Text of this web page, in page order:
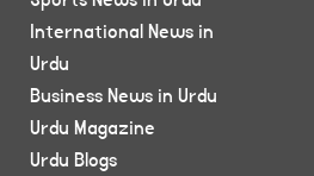
International News in
Urdu
Business News in Urdu
Urdu Magazine
Urdu Blogs